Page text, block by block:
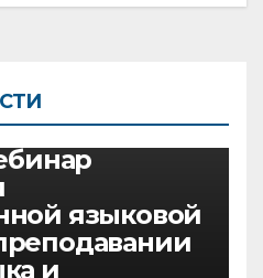
языковой
и